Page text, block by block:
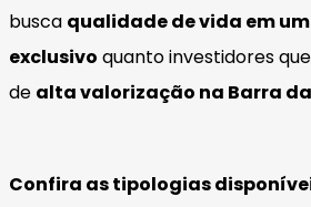
busca qualidade de vida em
exclusivo quanto investidores
de alta valorização na Barra
Confira as tipologias